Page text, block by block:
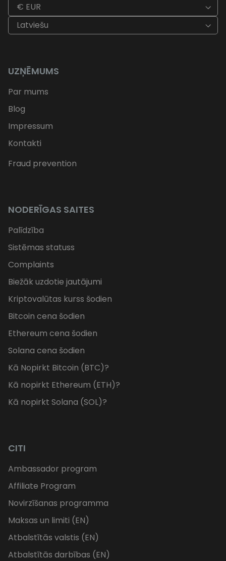
€ EUR
Latviešu
UZŅĒMUMS
Par mums
Blog
Impressum
Kontakti
Fraud prevention
NODERĪGAS SAITES
Palīdzība
Sistēmas statuss
Complaints
Biežāk uzdotie jautājumi
Kriptovalūtas kurss šodien
Bitcoin cena šodien
Ethereum cena šodien
Solana cena šodien
Kā Nopirkt Bitcoin (BTC)?
Kā nopirkt Ethereum (ETH)?
Kā nopirkt Solana (SOL)?
CITI
Ambassador program
Affiliate Program
Novirzīšanas programma
Maksas un limiti (EN)
Atbalstītās valstis (EN)
Atbalstītās darbības (EN)